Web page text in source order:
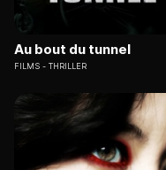
Au bout du tunnel
FILMS THRILLER